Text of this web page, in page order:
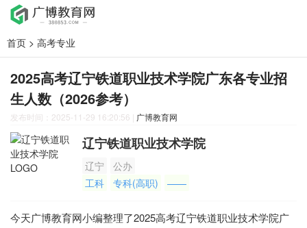
首页 > 高考专业
2025高考辽宁铁道职业技术学院广东各专业招
生人数（2026参考）
发布时间：2025-11-29 16:20:56 | 广博教育网
辽宁铁道职业技术学院
辽宁
公办
工科
专科(高职) ——
今天广博教育网小编整理了2025高考辽宁铁道职业技术学院广